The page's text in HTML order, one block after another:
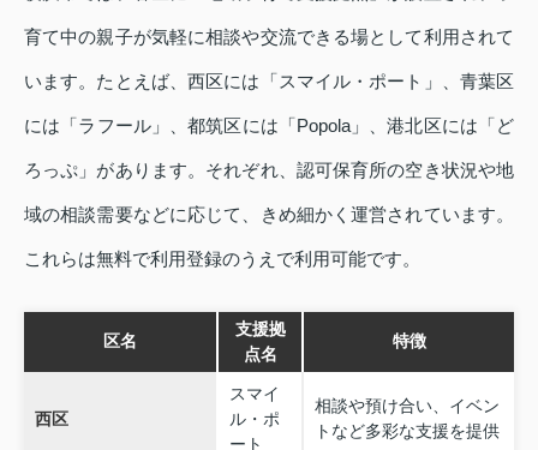
育て中の親子が気軽に相談や交流できる場として利用されて
います。たとえば、西区には「スマイル・ポート」、青葉区
には「ラフール」、都筑区には「Popola」、港北区には「ど
ろっぷ」があります。それぞれ、認可保育所の空き状況や地
域の相談需要などに応じて、きめ細かく運営されています。
これらは無料で利用登録のうえで利用可能です。
区名
支援拠
点名
特徴
西区
スマイ
ル・ポ
ート
相談や預け合い、イベン
トなど多彩な支援を提供